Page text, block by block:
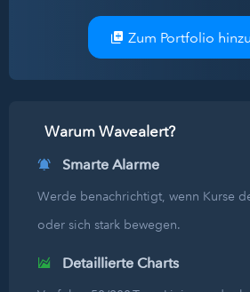
Zum Portfolio
Warum Wavealert?
Smarte Alarme
Werde benachrichtigt, wenn Kurse
oder sich stark bewegen.
Detaillierte Charts